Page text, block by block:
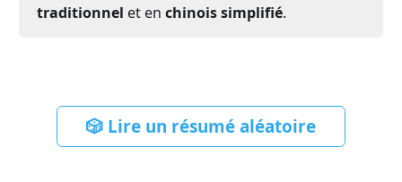
traditionnel et en chinois simplifié.
🎲 Lire un résumé aléatoire